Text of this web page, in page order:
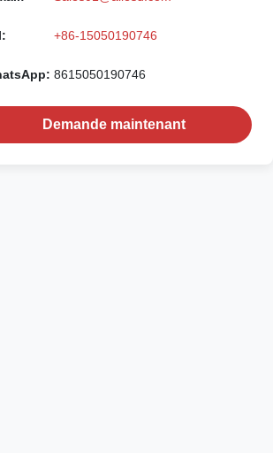
+86-15050190746
8615050190746
Demande maintenant